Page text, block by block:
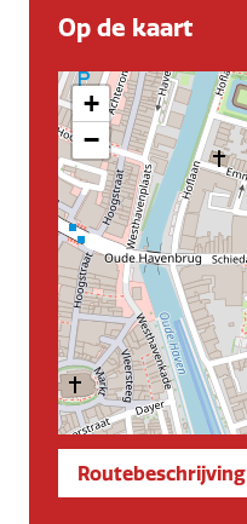
Op de kaart
+
−
Routebeschrijving